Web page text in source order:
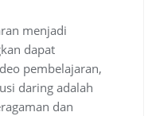
menjadi
dapat
pembelajaran,
daring adalah
dan